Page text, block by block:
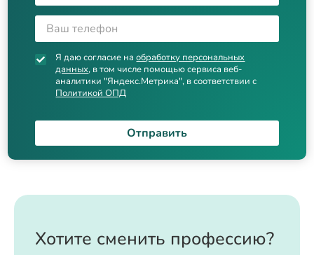
Я даю согласие наобработку персональных
данных, в том числе помощью сервиса веб-
аналитики "Яндекс.Метрика", в соответствии с
Политикой ОПД
Отправить
Хотите сменить профессию?